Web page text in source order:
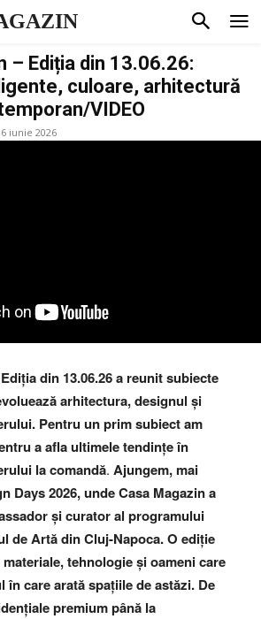
– Ediția din 13.06.26:
culoare, arhitectură
VIDEO
iunie 2026
din 13.06.26 a reunit subiecte
arhitectura, designul și
Pentru un prim subiect am
a afla ultimele tendințe în
la comandă. Ajungem, mai
Days 2026, unde Casa Magazin a
și curator al programului
de Artă din Cluj-Napoca. O ediție
tehnologie și oameni care
în care arată spațiile de astăzi. De
premium până la